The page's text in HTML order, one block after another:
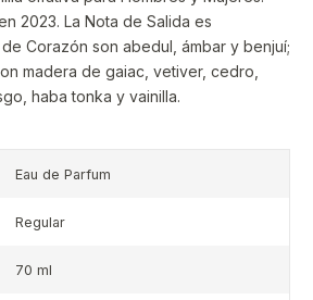
2023. La Nota de Salida es
Corazón son abedul, ámbar y benjuí;
madera de gaiac, vetiver, cedro,
haba tonka y vainilla.
Eau de Parfum
Regular
70 ml